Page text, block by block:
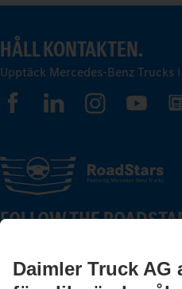
HÅLL KONTAKTEN.
Upptäck Mercedes-Benz Trucks
FOLLOW THE